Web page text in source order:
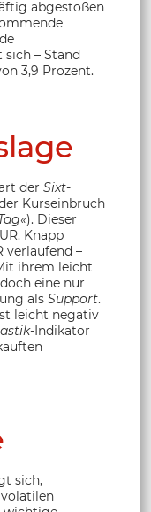
abgestoßen
sich – Stand
3,9 Prozent.
der Sixt-
Kurseinbruch
). Dieser
Knapp
verlaufend –
ihrem leicht
eine nur
als Support.
leicht negativ
-Indikator
sich,